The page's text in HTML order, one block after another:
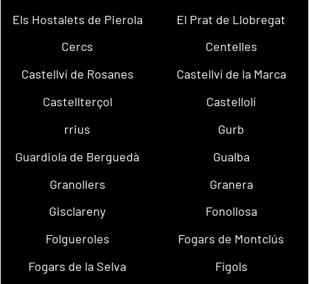
Els Hostalets de Pierola
El Prat de Llobregat
Cercs
Centelles
Castellví de Rosanes
Castellví de la Marca
Castellterçol
Castellolí
rrius
Gurb
Guardiola de Berguedà
Gualba
Granollers
Granera
Gisclareny
Fonollosa
Folgueroles
Fogars de Montclús
Fogars de la Selva
Fígols